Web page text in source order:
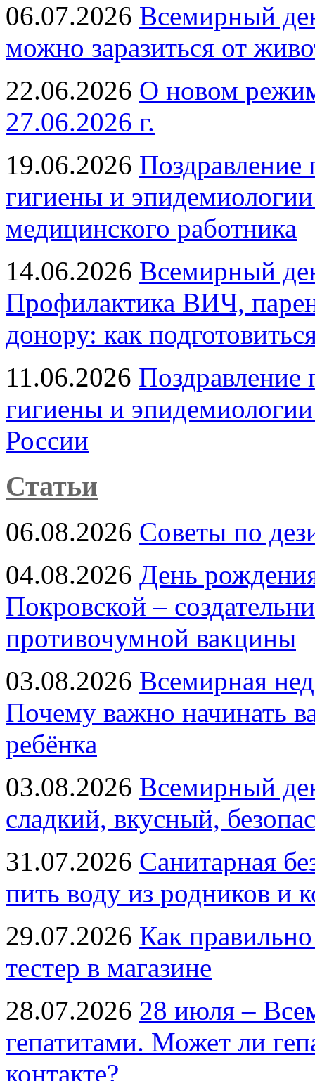
06.07.2026 Всемирный
можно заразиться от
22.06.2026 О новом
27.06.2026 г.
19.06.2026 Поздравление
гигиены и
медицинского работника
14.06.2026 Всемирный
Профилактика ВИЧ,
донору: как
11.06.2026 Поздравление
гигиены и
России
Статьи
06.08.2026 Советы по
04.08.2026 День
Покровской –
противочумной вакцины
03.08.2026 Всемирная
Почему важно начинать
ребёнка
03.08.2026 Всемирный
сладкий, вкусный,
31.07.2026 Санитарная
пить воду из родников и
29.07.2026 Как
тестер в магазине
28.07.2026 28 июля –
гепатитами. Может ли
контакте?